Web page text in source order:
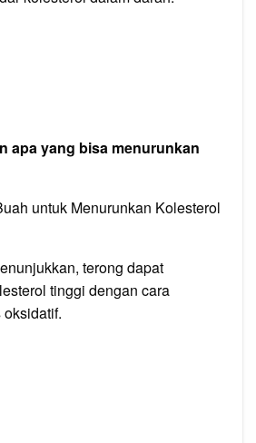
apa yang bisa menurunkan
untuk Menurunkan Kolesterol
terong dapat
tinggi dengan cara